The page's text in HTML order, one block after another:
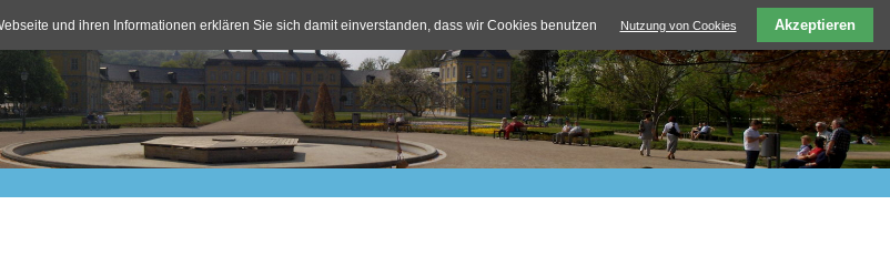
und ihren Informationen erklären Sie sich damit einverstanden, dass wir Cookies benutzen Nutzung von Cookies Akzeptieren